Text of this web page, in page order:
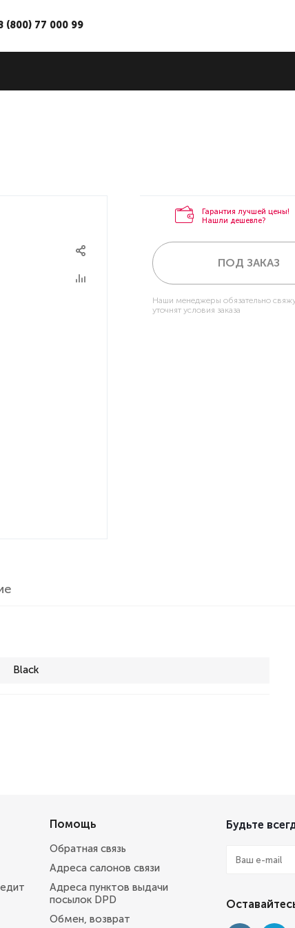
(800) 77 000 99
Гарантия лучшей цены!
Нашли дешевле?
ПОД ЗАКАЗ
Наши менеджеры обязательно
уточнят условия заказа
Black
Помощь
Обратная связь
Адреса салонов связи
Адреса пунктов выдачи
посылок DPD
Обмен, возврат
Будьте